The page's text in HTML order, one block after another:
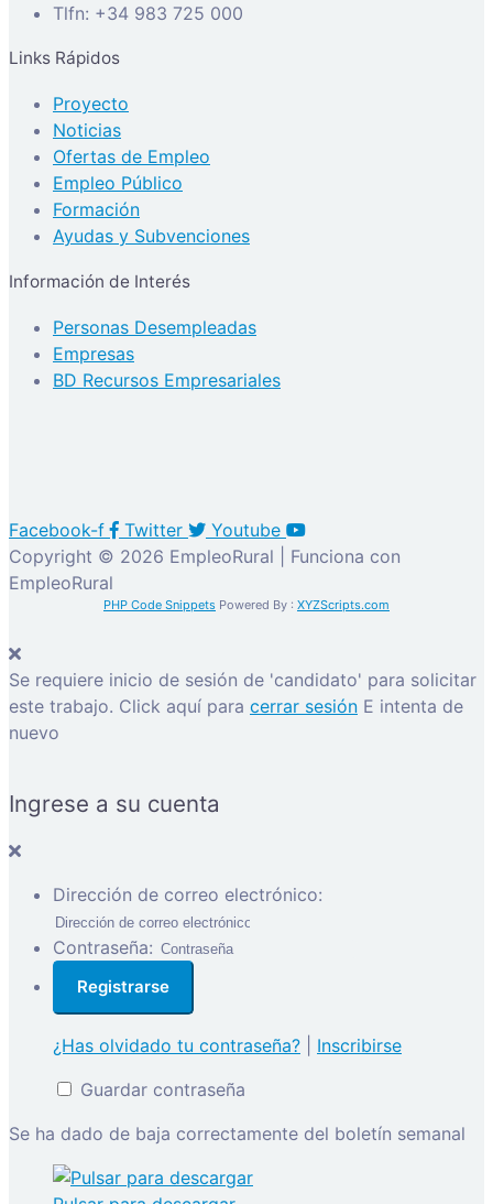
Tlfn: +34 983 725 000
Links Rápidos
Proyecto
Noticias
Ofertas de Empleo
Empleo Público
Formación
Ayudas y Subvenciones
Información de Interés
Personas Desempleadas
Empresas
BD Recursos Empresariales
Facebook-f Twitter
Youtube
Copyright © 2026 EmpleoRural | Funciona con
EmpleoRural
PHP Code Snippets Powered By : XYZScripts.com
Se requiere inicio de sesión de 'candidato' para solicitar
este trabajo. Click aquí para cerrar sesión E intenta de
nuevo
Ingrese a su cuenta
Dirección de correo electrónico:
Contraseña:
¿Has olvidado tu contraseña?
Inscribirse
Guardar contraseña
Se ha dado de baja correctamente del boletín semanal